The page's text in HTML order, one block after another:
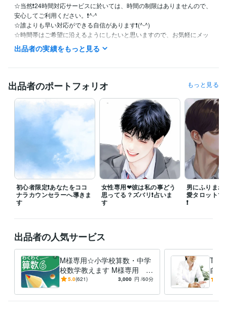
☆当然❗24時間対応サービスに於いては、時間の制限はありませんので、
安心してご利用ください。❗^-^
☆誰よりも早い対応ができる自信があります❗(^-^)
☆時間帯はご希望に沿えるようにしたいと思いますので、お気軽にメッ
セージにてご相談ください。
〝〟当然、1回きりの相談でも大歓迎です〝〟
・情報が必要なので、短時間で解決するのが難しい事もあります。短時
間をご希望される方は精度が落ちてしまう事をご了承ください。
・相手のいる事については、残念ながら確実に解決出来るというお約束
は出来ない事をご了承ください。
・一度の相談で明確に解決へのアドバイスが済む事もありますが、定期
的に一歩ずつ進めないといけない場合もある事をご了承ください。
経験職種
士業・専門職 / 教授・准教授・大学講師
ライフスタイル・その他 / 占い師 経験年数 : 21年
ライフスタイル・その他 / カウンセラー・コーチ 経験年数 : 25年
ライフスタイル・その他 / アドバイザー 経験年数 : 30年
職歴
小学校教師・中学校教師・特別支援学級教師
1991年3月 ~ 2022年2
出品者の実績をもっと見る
出品者のポートフォリオ もっと見る
初心者限定❗あなたをココ
ナラカウンセラーへ導きま
す
女性専用❤彼は私の事どう
思ってる？ズバリ❗占いま
す
男にふりま
愛タロットで
❗
出品者の人気サービス
M様専用☆小学校算数・中学
校数学教えます M様専用 算
数数学でわくわく❗️ビデオチ
5.0(621) 3,000 円 /60分
T様
自己
人間
ます